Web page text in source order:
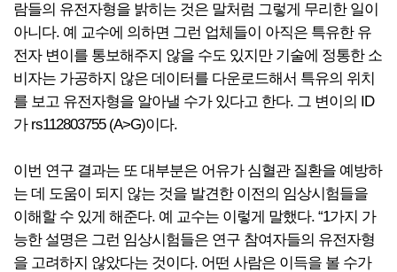
람들의 유전자형을 밝히는 것은 말처럼 그렇게 무리한 일이
아니다. 예 교수에 의하면 그런 업체들이 아직은 특유한 유
전자 변이를 통보해주지 않을 수도 있지만 기술에 정통한 소
비자는 가공하지 않은 데이터를 다운로드해서 특유의 위치
를 보고 유전자형을 알아낼 수가 있다고 한다. 그 변이의 ID
가 rs112803755 (A>G)이다.
이번 연구 결과는 또 대부분은 어유가 심혈관 질환을 예방하
는 데 도움이 되지 않는 것을 발견한 이전의 임상시험들을
이해할 수 있게 해준다. 예 교수는 이렇게 말했다. “1가지 가
능한 설명은 그런 임상시험들은 연구 참여자들의 유전자형
을 고려하지 않았다는 것이다. 어떤 사람은 이득을 볼 수가